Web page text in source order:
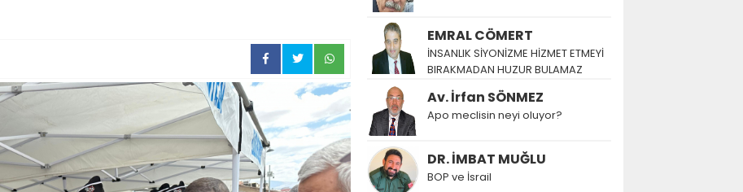
EMRAL CÖMERT
İNSANLIK SİYONİZME HİZMET ETMEYİ
BIRAKMADAN HUZUR BULAMAZ
Av. İrfan SÖNMEZ
Apo meclisin neyi oluyor?
DR. İMBAT MUĞLU
BOP ve İsrail